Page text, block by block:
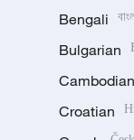
Bengali
Bulgarian
Cambodian
Croatian